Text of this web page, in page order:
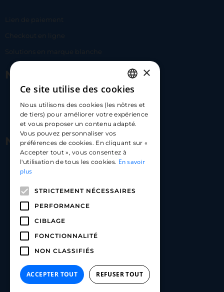
Lien de paiement
Checkout en ligne
Solutions en marque blanche
Nous contacter
hello@carloapp.com
Nous suivre
Carlo App | Instagram
Carlo App | Linkedin
FRENCH
ENGLISH
SPANISH
×
Ce site utilise des cookies
Nous utilisons des cookies (les nôtres et
de tiers) pour améliorer votre expérience
et vous proposer un contenu adapté.
Vous pouvez personnaliser vos
préférences de cookies. En cliquant sur «
Accepter tout », vous consentez à
l'utilisation de tous les cookies. En savoir
plus
STRICTEMENT NÉCESSAIRES
PERFORMANCE
CIBLAGE
FONCTIONNALITÉ
NON CLASSIFIÉS
ACCEPTER TOUT REFUSER TOUT